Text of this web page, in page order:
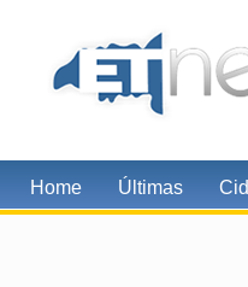
Home Últimas